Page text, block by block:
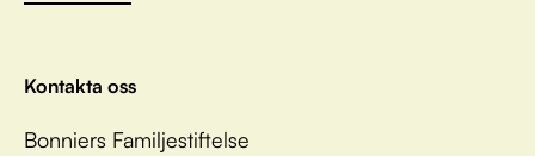
Kontakta oss
Bonniers Familjestiftelse